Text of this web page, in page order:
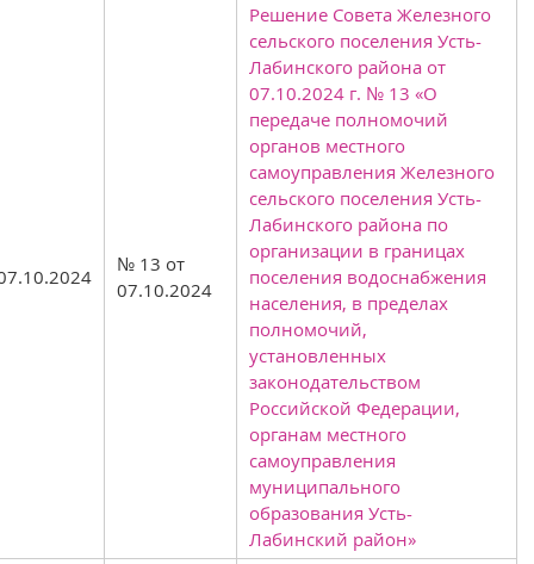
№ 13 от
07.10.2024
Решение Совета Железного
сельского поселения Усть-
Лабинского района от
07.10.2024 г. № 13 «О
передаче полномочий
органов местного
самоуправления Железного
сельского поселения Усть-
Лабинского района по
организации в границах
поселения водоснабжения
населения, в пределах
полномочий,
установленных
законодательством
Российской Федерации,
органам местного
самоуправления
муниципального
образования Усть-
Лабинский район»